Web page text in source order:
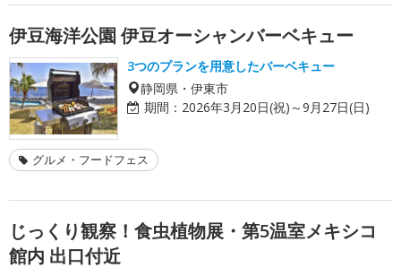
伊豆海洋公園 伊豆オーシャンバーベキュー
3つのプランを用意したバーベキュー
静岡県・伊東市
期間： 2026年3月20日(祝)～9月27日(日)
グルメ・フードフェス
じっくり観察！食虫植物展・第5温室メキシコ
館内 出口付近